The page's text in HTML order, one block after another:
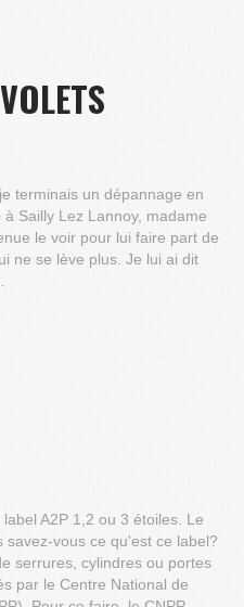
terminais un dépannage en
Sailly Lez Lannoy, madame
le voir pour lui faire part de
ne se lève plus. Je lui ai dit
A2P 1,2 ou 3 étoiles. Le
vous ce qu'est ce label?
serrures, cylindres ou portes
par le Centre National de